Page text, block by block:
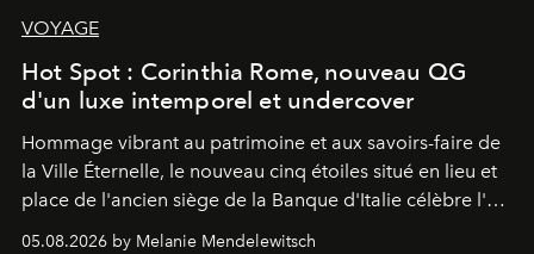
VOYAGE
Hot Spot : Corinthia Rome, nouveau QG
d'un luxe intemporel et undercover
Hommage vibrant au patrimoine et aux savoirs-faire de
la Ville Éternelle, le nouveau cinq étoiles situé en lieu et
place de l'ancien siège de la Banque d'Italie célèbre l'art
de vivre Romain dans toute son élégance intemporelle.
05.08.2026 by Melanie Mendelewitsch